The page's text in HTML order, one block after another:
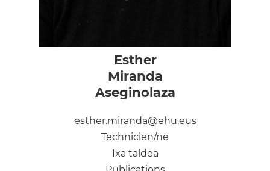
Esther
Miranda
Aseginolaza
esther.miranda@ehu.eus
Technicien/ne
Ixa taldea